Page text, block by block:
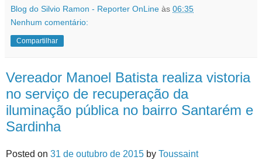
Blog do Silvio Ramon - Reporter OnLine às 06:35
Nenhum comentário:
Compartilhar
Vereador Manoel Batista realiza vistoria
no serviço de recuperação da
iluminação pública no bairro Santarém e
Sardinha
Posted on 31 de outubro de 2015 by Toussaint